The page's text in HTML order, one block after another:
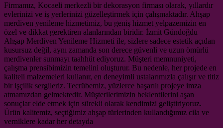
Firmamız, Kocaeli merkezli bir dekorasyon firması olarak, yıllardır
evlerinizi ve iş yerlerinizi güzelleştirmek için çalışmaktadır. Ahşap
merdiven yenileme hizmetimiz, bu geniş hizmet yelpazemizin en
özel ve dikkat gerektiren alanlarından biridir. İzmit Gündoğdu
Ahşap Merdiven Yenileme Hizmeti ile, sizlere sadece estetik açıdan
kusursuz değil, aynı zamanda son derece güvenli ve uzun ömürlü
merdivenler sunmayı taahhüt ediyoruz. Müşteri memnuniyeti,
çalışma prensibimizin temelini oluşturur. Bu nedenle, her projede en
kaliteli malzemeleri kullanır, en deneyimli ustalarımızla çalışır ve titiz
bir işçilik sergileriz. Tecrübemiz, yüzlerce başarılı projeye imza
atmamızdan gelmektedir. Müşterilerimizin beklentilerini aşan
sonuçlar elde etmek için sürekli olarak kendimizi geliştiriyoruz.
Ürün kalitemiz, seçtiğimiz ahşap türlerinden kullandığımız cila ve
verniklere kadar her detayda